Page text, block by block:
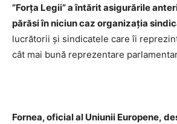
”Forța Legii” a întărit asigurările
părăsi în niciun caz organizația
lucrătorii și sindicatele care îi
cât mai bună reprezentare
Fornea, oficial al Uniunii Europene,